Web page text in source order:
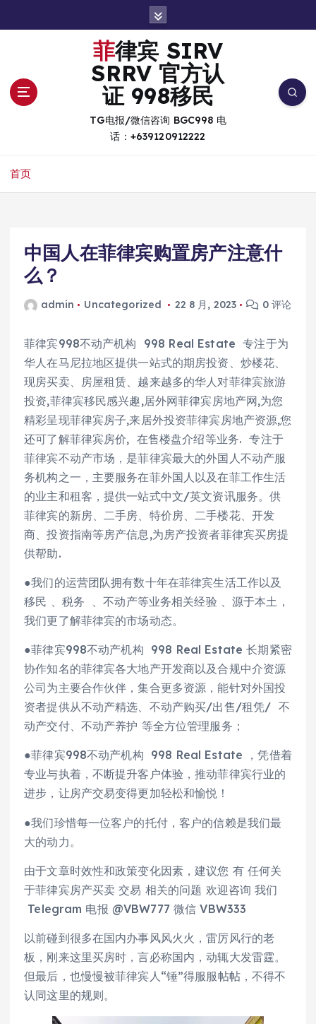
菲律宾 SIRV
SRRV 官方认
证 998移民
TG电报/微信咨询 BGC998 电
话：+639120912222
首页
中国人在菲律宾购置房产注意什
么？
admin Uncategorized 22 8 月, 2023 0 评论
菲律宾998不动产机构 998 Real Estate 专注于为
华人在马尼拉地区提供一站式的期房投资、炒楼花、
现房买卖、房屋租赁、越来越多的华人对菲律宾旅游
投资,菲律宾移民感兴趣,居外网菲律宾房地产网,为您
精彩呈现菲律宾房子,来居外投资菲律宾房地产资源,您
还可了解菲律宾房价, 在售楼盘介绍等业务. 专注于
菲律宾不动产市场，是菲律宾最大的外国人不动产服
务机构之一，主要服务在菲外国人以及在菲工作生活
的业主和租客，提供一站式中文/英文资讯服务。供
菲律宾的新房、二手房、特价房、二手楼花、开发
商、投资指南等房产信息,为房产投资者菲律宾买房提
供帮助.
●我们的运营团队拥有数十年在菲律宾生活工作以及
移民 、税务 、不动产等业务相关经验 、源于本土，
我们更了解菲律宾的市场动态。
●菲律宾998不动产机构 998 Real Estate 长期紧密
协作知名的菲律宾各大地产开发商以及合规中介资源
公司为主要合作伙伴，集合更多资源，能针对外国投
资者提供从不动产精选、不动产购买/出售/租凭/ 不
动产交付、不动产养护 等全方位管理服务；
●菲律宾998不动产机构 998 Real Estate ，凭借着
专业与执着，不断提升客户体验，推动菲律宾行业的
进步，让房产交易变得更加轻松和愉悦！
●我们珍惜每一位客户的托付，客户的信赖是我们最
大的动力。
由于文章时效性和政策变化因素，建议您 有 任何关
于菲律宾房产买卖 交易 相关的问题 欢迎咨询 我们
Telegram 电报 @VBW777 微信 VBW333
以前碰到很多在国内办事风风火火，雷厉风行的老
板，刚来这里买房时，言必称国内，动辄大发雷霆。
但最后，也慢慢被菲律宾人“锤”得服服帖帖，不得不
认同这里的规则。